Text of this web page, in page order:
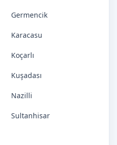
Germencik
Karacasu
Koçarlı
Kuşadası
Nazilli
Sultanhisar